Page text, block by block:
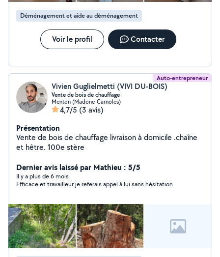
Déménagement et aide au déménagement
Voir le profil Contacter
Auto-entrepreneur
Vivien Guglielmetti (VIVI DU-BOIS)
Vente de bois de chauffage
Menton (Madone-Carnoles)
4,7/5 (3 avis)
Présentation
Vente de bois de chauffage livraison à domicile .chaîne
et hêtre. 100e stère
Dernier avis laissé par Mathieu : 5/5
Il y a plus de 6 mois
Efficace et travailleur je referais appel à lui sans hésitation